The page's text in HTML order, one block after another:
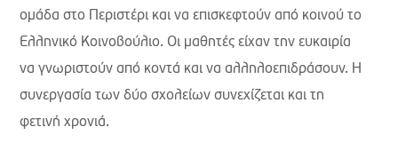
ομάδα στο Περιστέρι και να επισκεφτούν από κοινού το
Ελληνικό Κοινοβούλιο. Οι μαθητές είχαν την ευκαιρία
να γνωριστούν από κοντά και να αλληλοεπιδράσουν. Η
συνεργασία των δύο σχολείων συνεχίζεται και τη
φετινή χρονιά.